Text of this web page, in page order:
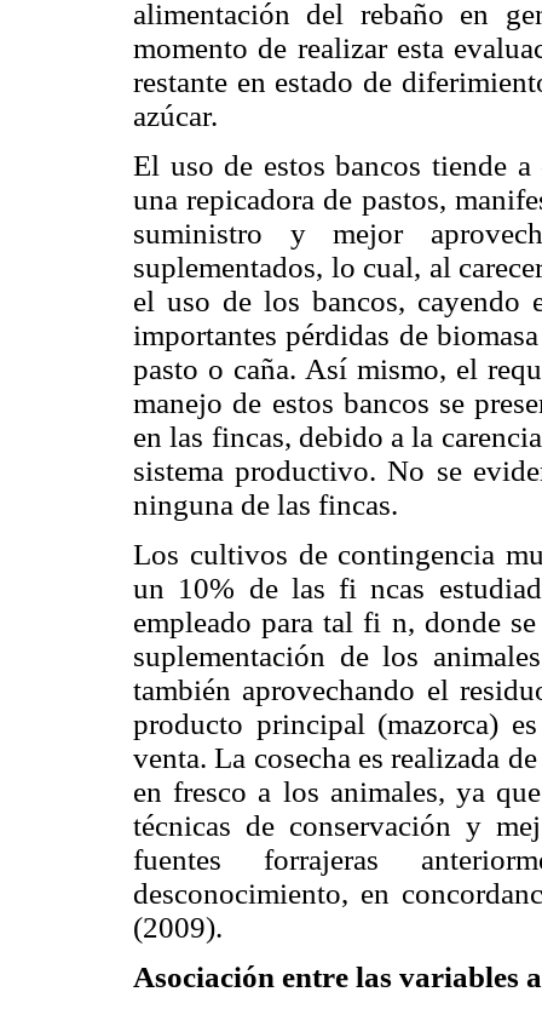
alimentación del rebaño en
momento de realizar esta
restante en estado de
azúcar.
El uso de estos bancos tiende
una repicadora de pastos,
suministro y mejor
suplementados, lo cual, al
el uso de los bancos, cayendo
importantes pérdidas de
pasto o caña. Así mismo, el
manejo de estos bancos se
en las fincas, debido a la
sistema productivo. No se
ninguna de las fincas.
Los cultivos de contingencia
un 10% de las fi ncas
empleado para tal fi n, donde
suplementación de los
también aprovechando el
producto principal (mazorca)
venta. La cosecha es realizada
en fresco a los animales, ya
técnicas de conservación y
fuentes forrajeras
desconocimiento, en
(2009).
Asociación entre las variables